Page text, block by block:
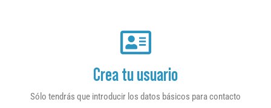
Crea tu usuario
Sólo tendrás que introducir los datos básicos para contacto